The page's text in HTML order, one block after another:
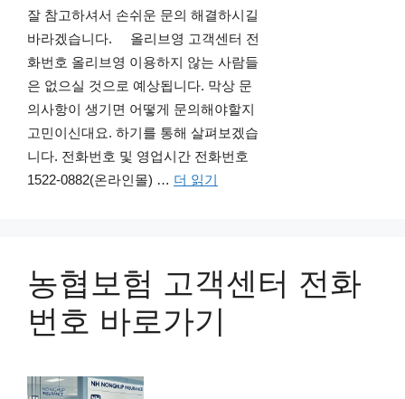
잘 참고하셔서 손쉬운 문의 해결하시길
바라겠습니다. 올리브영 고객센터 전
화번호 올리브영 이용하지 않는 사람들
은 없으실 것으로 예상됩니다. 막상 문
의사항이 생기면 어떻게 문의해야할지
고민이신대요. 하기를 통해 살펴보겠습
니다. 전화번호 및 영업시간 전화번호
1522-0882(온라인몰) … 더 읽기
농협보험 고객센터 전화
번호 바로가기